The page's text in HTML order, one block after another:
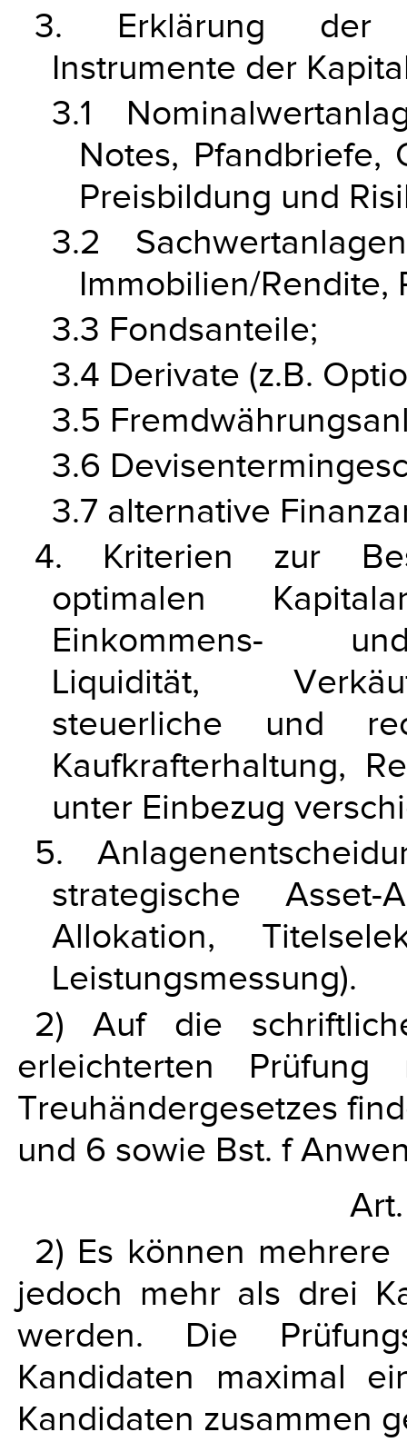
3. Erklärung der
Instrumente der
3.1
Notes, Pfandbriefe,
Preisbildung und
3.2
Immobilien/Rendite,
3.3 Fondsanteile;
3.4 Derivate (z.B.
3.5
3.6
3.7 alternative
4. Kriterien zur
optimalen
Einkommens-
Liquidität,
steuerliche und
Kaufkrafterhaltung,
unter Einbezug
5.
strategische
Allokation,
Leistungsmessung).
2) Auf die
erleichterten
Treuhändergesetzes
und 6 sowie Bst. f
2) Es können
jedoch mehr als drei
werden. Die
Kandidaten maximal
Kandidaten zusammen